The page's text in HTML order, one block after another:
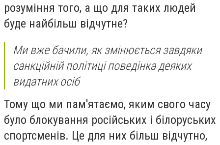
розуміння того, а що для таких людей
буде найбільш відчутне?
Ми вже бачили, як змінюється завдяки
санкційній політиці поведінка деяких
видатних осіб
Тому що ми пам'ятаємо, яким свого часу
було блокування російських і білоруських
спортсменів. Це для них більш відчутно,